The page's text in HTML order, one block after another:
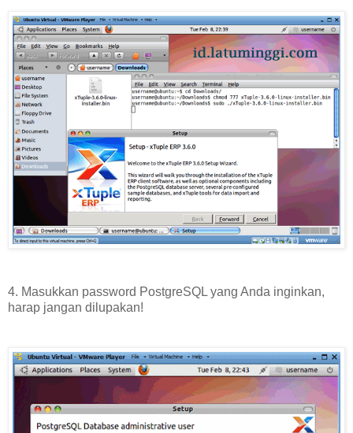
4. Masukkan password PostgreSQL yang Anda inginkan,
harap jangan dilupakan!